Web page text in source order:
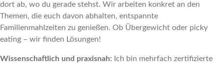
dort ab, wo du gerade stehst. Wir arbeiten konkret an den
Themen, die euch davon abhalten, entspannte
Familienmahlzeiten zu genießen. Ob Übergewicht oder picky
eating – wir finden Lösungen!
Wissenschaftlich und praxisnah: Ich bin mehrfach zertifizierte